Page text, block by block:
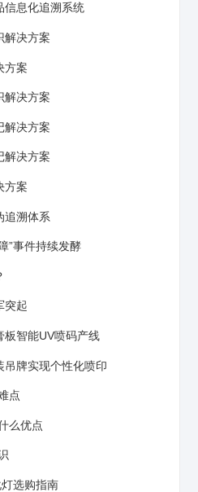
信息化追溯系统
解决方案
方案
解决方案
解决方案
解决方案
方案
追溯体系
”事件持续发酵
突起
板智能UV喷码产线
吊牌实现个性化喷印
点
么优点
选购指南